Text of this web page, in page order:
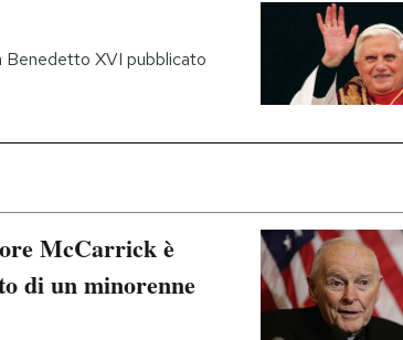
Benedetto XVI pubblicato
McCarrick è
di un minorenne